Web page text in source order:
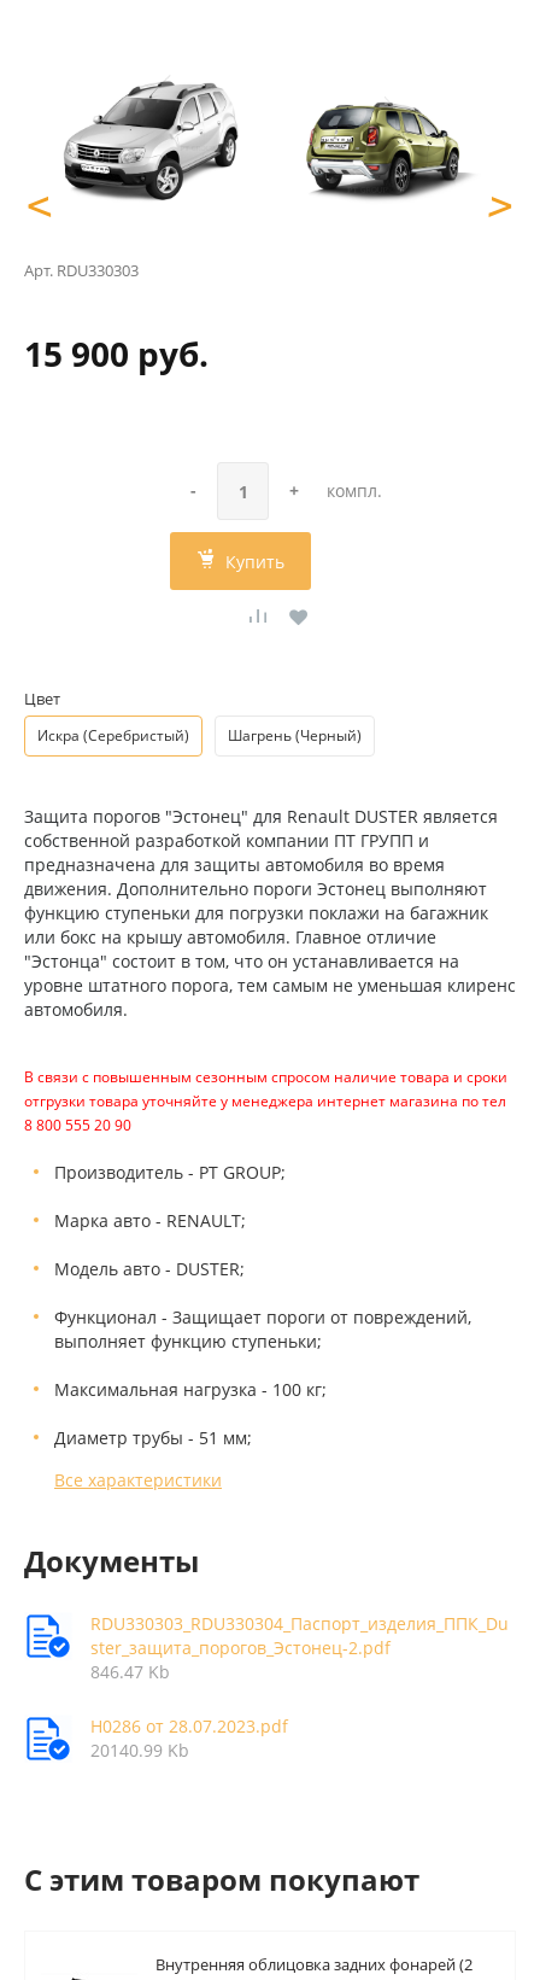
< >
Арт. RDU330303
15 900 руб.
- + компл.
Купить
Цвет
Искра (Серебристый) Шагрень (Черный)
Защита порогов "Эстонец" для Renault DUSTER является
собственной разработкой компании ПТ ГРУПП и
предназначена для защиты автомобиля во время
движения. Дополнительно пороги Эстонец выполняют
функцию ступеньки для погрузки поклажи на багажник
или бокс на крышу автомобиля. Главное отличие
"Эстонца" состоит в том, что он устанавливается на
уровне штатного порога, тем самым не уменьшая клиренс
автомобиля.
В связи с повышенным сезонным спросом наличие товара и сроки
отгрузки товара уточняйте у менеджера интернет магазина по тел
8 800 555 20 90
Производитель - PT GROUP;
Марка авто - RENAULT;
Модель авто - DUSTER;
Функционал - Защищает пороги от повреждений,
выполняет функцию ступеньки;
Максимальная нагрузка - 100 кг;
Диаметр трубы - 51 мм;
Все характеристики
Документы
RDU330303_RDU330304_Паспорт_изделия_ППК_Du
ster_защита_порогов_Эстонец-2.pdf
846.47 Kb
Н0286 от 28.07.2023.pdf
20140.99 Kb
C этим товаром покупают
Внутренняя облицовка задних фонарей (2